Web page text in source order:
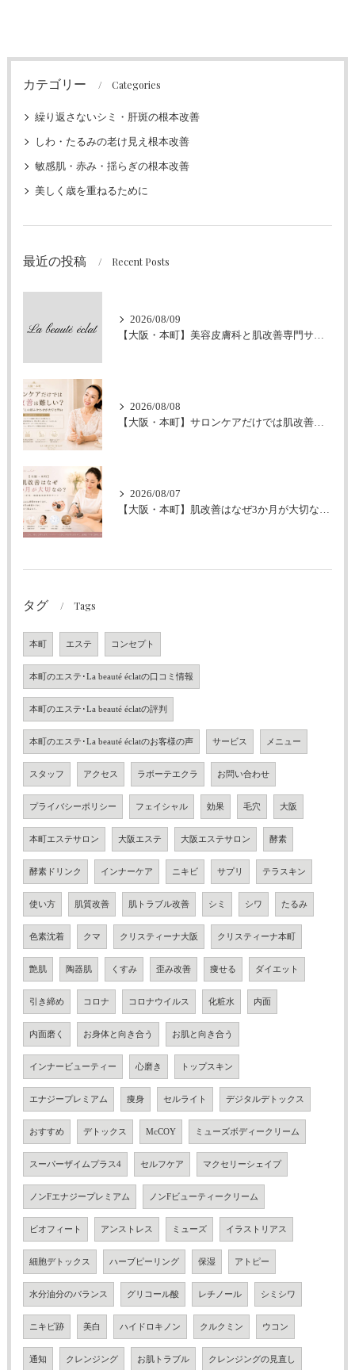
カテゴリー Categories
繰り返さないシミ・肝斑の根本改善
しわ・たるみの老け見え根本改善
敏感肌・赤み・揺らぎの根本改善
美しく歳を重ねるために
最近の投稿 Recent Posts
2026/08/09
【大阪・本町】美容皮膚科と肌改善専門サロンの違いとは？｜シミ・肝斑・敏感肌でお悩みの方へ
2026/08/08
【大阪・本町】サロンケアだけでは肌改善は難しい？｜ホームケアとの組み合わせが大切な理由
2026/08/07
【大阪・本町】肌改善はなぜ3か月が大切なの？｜シミ・肝斑・敏感肌改善専門サロン
タグ Tags
本町 エステ コンセプト
本町のエステ･La beauté éclatの口コミ情報
本町のエステ･La beauté éclatの評判
本町のエステ･La beauté éclatのお客様の声 サービス メニュー
スタッフ アクセス ラボーテエクラ お問い合わせ
プライバシーポリシー フェイシャル 効果 毛穴 大阪
本町エステサロン 大阪エステ 大阪エステサロン 酵素
酵素ドリンク インナーケア ニキビ サプリ テラスキン
使い方 肌質改善 肌トラブル改善 シミ シワ たるみ
色素沈着 クマ クリスティーナ大阪 クリスティーナ本町
艶肌 陶器肌 くすみ 歪み改善 痩せる ダイエット
引き締め コロナ コロナウイルス 化粧水 内面
内面磨く お身体と向き合う お肌と向き合う
インナービューティー 心磨き トップスキン
エナジープレミアム 痩身 セルライト デジタルデトックス
おすすめ デトックス McCOY ミューズボディークリーム
スーパーザイムプラス4 セルフケア マクセリーシェイプ
ノンFエナジープレミアム ノンFビューティークリーム
ビオフィート アンストレス ミューズ イラストリアス
細胞デトックス ハーブピーリング 保湿 アトピー
水分油分のバランス グリコール酸 レチノール シミシワ
ニキビ跡 美白 ハイドロキノン クルクミン ウコン
通知 クレンジング お肌トラブル クレンジングの見直し